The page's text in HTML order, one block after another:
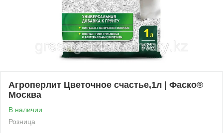
Агроперлит Цветочное счастье,1л | Фаско®
Москва
В наличии
Розница